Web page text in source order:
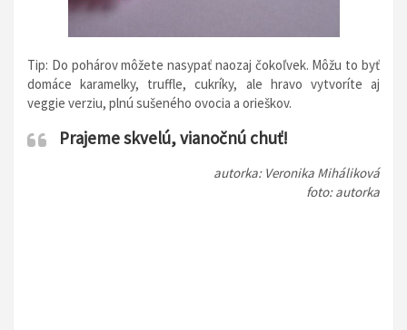
Tip: Do pohárov môžete nasypať naozaj čokoľvek. Môžu to byť
domáce karamelky, truffle, cukríky, ale hravo vytvoríte aj
veggie verziu, plnú sušeného ovocia a orieškov.
Prajeme skvelú, vianočnú chuť!
autorka: Veronika Miháliková
foto: autorka